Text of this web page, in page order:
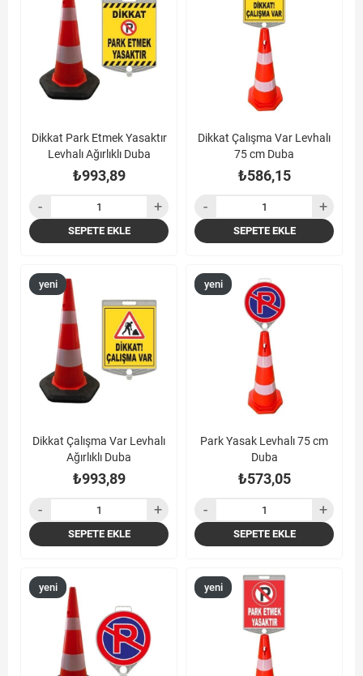
Dikkat Park Etmek Yasaktır
Levhalı Ağırlıklı Duba
₺993,89
SEPETE EKLE
Dikkat Çalışma Var Levhalı
75 cm Duba
₺586,15
SEPETE EKLE
Dikkat Çalışma Var Levhalı
Ağırlıklı Duba
₺993,89
yeni
SEPETE EKLE
Park Yasak Levhalı 75 cm
Duba
₺573,05
yeni
SEPETE EKLE
yeni
yeni